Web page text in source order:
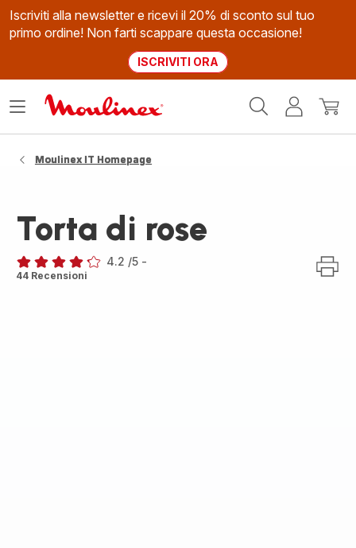
Iscriviti alla newsletter e ricevi il 20% di sconto sul tuo
primo ordine! Non farti scappare questa occasione!
ISCRIVITI ORA
Il
Apri
Moulinex IT Homepage
Torta di rose
ratings.4.2
4.2 /5 -
44 Recensioni